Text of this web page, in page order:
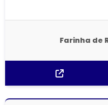
Farinha de